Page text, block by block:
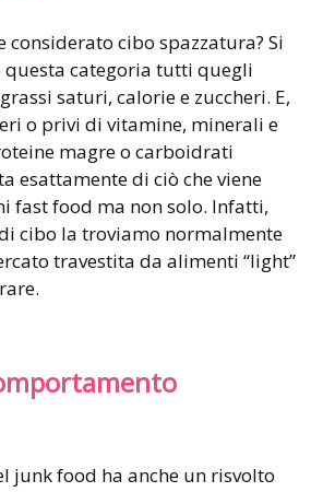
considerato cibo spazzatura? Si
questa categoria tutti quegli
saturi, calorie e zuccheri. E,
o privi di vitamine, minerali e
magre o carboidrati
esattamente di ciò che viene
fast food ma non solo. Infatti,
cibo la troviamo normalmente
travestita da alimenti “light”
junk food ha anche un risvolto